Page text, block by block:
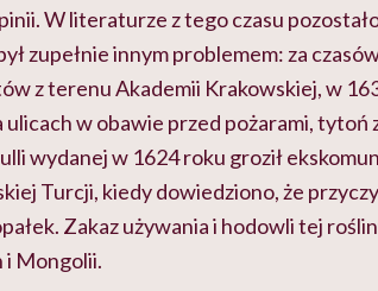
W literaturze z tego czasu
zupełnie innym problemem: za
z terenu Akademii Krakowskiej, w
ulicach w obawie przed pożarami, tytoń
wydanej w 1624 roku groził
Turcji, kiedy dowiedziono, że
Zakaz używania i hodowli tej
i Mongolii.